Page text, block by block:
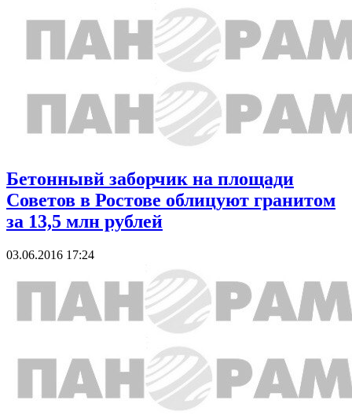
Бетоннывй заборчик на площади
Советов в Ростове облицуют гранитом
за 13,5 млн рублей
03.06.2016 17:24